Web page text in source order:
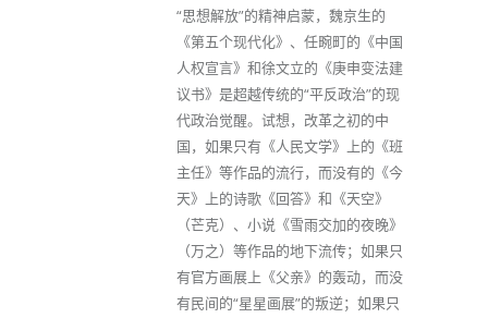
“思想解放”的精神启蒙，魏京生的
《第五个现代化》、任畹町的《中国
人权宣言》和徐文立的《庚申变法建
议书》是超越传统的“平反政治”的现
代政治觉醒。试想，改革之初的中
国，如果只有《人民文学》上的《班
主任》等作品的流行，而没有的《今
天》上的诗歌《回答》和《天空》
（芒克）、小说《雪雨交加的夜晚》
（万之）等作品的地下流传；如果只
有官方画展上《父亲》的轰动，而没
有民间的“星星画展”的叛逆；如果只